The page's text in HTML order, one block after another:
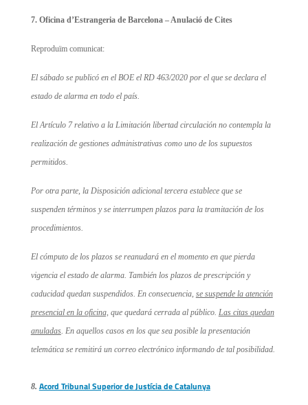
7. Oficina d’Estrangeria de Barcelona – Anulació de Cites
Reproduïm comunicat:
El sábado se publicó en el BOE el RD 463/2020 por el que se declara el
estado de alarma en todo el país.
El Artículo 7 relativo a la Limitación libertad circulación no contempla la
realización de gestiones administrativas como uno de los supuestos
permitidos.
Por otra parte, la Disposición adicional tercera establece que se
suspenden términos y se interrumpen plazos para la tramitación de los
procedimientos.
El cómputo de los plazos se reanudará en el momento en que pierda
vigencia el estado de alarma. También los plazos de prescripción y
caducidad quedan suspendidos. En consecuencia, se suspende la atención
presencial en la oficina, que quedará cerrada al público. Las citas quedan
anuladas. En aquellos casos en los que sea posible la presentación
telemática se remitirá un correo electrónico informando de tal posibilidad.
8. Acord Tribunal Superior de Justícia de Catalunya